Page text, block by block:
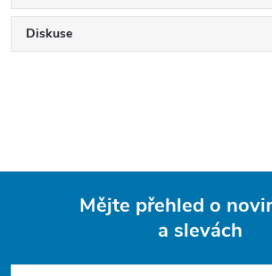
Diskuse
Mějte přehled o
a slevách